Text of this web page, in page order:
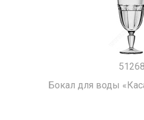
51268
Бокал для воды